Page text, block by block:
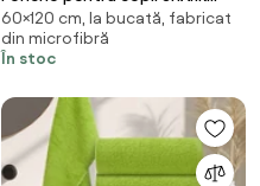
albastru Dimensiune: 60 x 120
cm
60×120 cm, la bucată, fabricat
din microfibră
În stoc